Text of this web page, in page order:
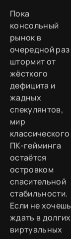
Пока
консольный
рынок в
очередной раз
штормит от
жёсткого
дефицита и
жадных
спекулянтов,
мир
классического
ПК-гейминга
остаётся
островком
спасительной
стабильности.
Если не хочешь
ждать в долгих
виртуальных